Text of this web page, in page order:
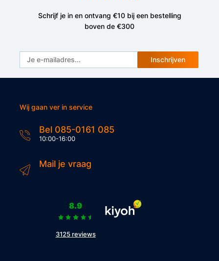
Schrijf je in en ontvang €10 bij een bestelling
boven de €300
Inschrijven
Wij gaan ver in service
Bel 085-0161 085
10:00-16:00
Mail je vraag
8.9
3125 reviews